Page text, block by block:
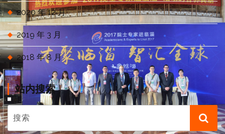
2020 年 12 月
2019 年 3 月
2018 年 8 月
站内搜索